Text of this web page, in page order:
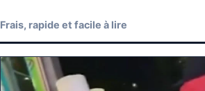
Frais, rapide et facile à lire